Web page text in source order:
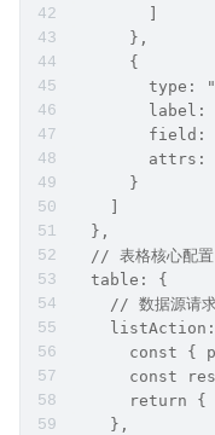
      },
      {
type:
label:
field:
attrs:
      }
  },
  // 表格核心配置
  table: {
// 数据源请
const {
const
return {
    },